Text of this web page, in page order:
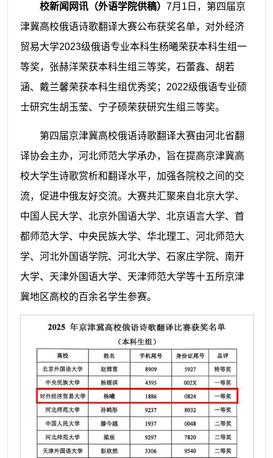
校新闻网讯（外语学院供稿） 7月1日，第四届京
津冀高校俄语诗歌翻译大赛公布获奖名单，对外经济
贸易大学2023级俄语专业本科生杨曦荣获本科生组一
等奖，张赫洋荣获本科生组三等奖，石蕾鑫、胡若
涵、戴兰馨荣获本科生组优秀奖；2022级俄语专业硕
士研究生胡玉莹、宁子硕荣获研究生组三等奖。
第四届京津冀高校俄语诗歌翻译大赛由河北省翻
译协会主办，河北师范大学承办，旨在提高京津冀高
校大学生诗歌赏析和翻译水平，加强各院校之间的交
流，促进中俄友好交流。大赛共汇聚来自北京大学、
中国人民大学、北京外国语大学、北京语言大学、首
都师范大学、中央民族大学、华北理工、河北师范大
学、河北外国语学院、河北大学、石家庄学院、南开
大学、天津外国语大学、天津师范大学等十五所京津
冀地区高校的百余名学生参赛。